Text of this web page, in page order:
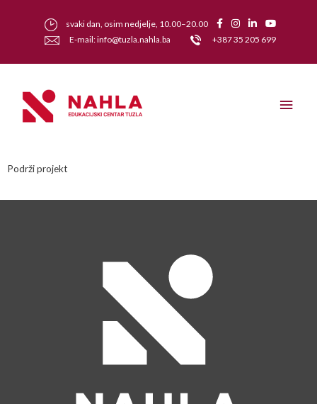
svaki dan, osim nedjelje, 10.00–20.00
E-mail: info@tuzla.nahla.ba
+387 35 205 699
Podrži projekt